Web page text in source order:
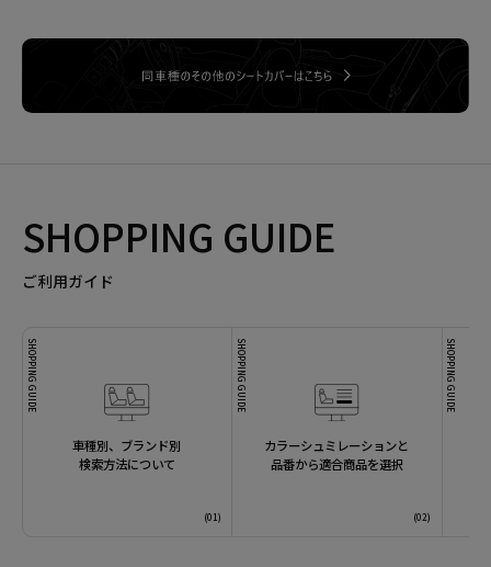
SHOPPING GUIDE
ご利用ガイド
SHOPPING GUIDE
車種別、ブランド別
検索方法について
SHOPPING GUIDE
カラーシュミレーションと
品番から適合商品を選択
SHOPPING GUIDE